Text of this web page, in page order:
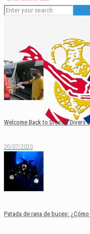
Español
English
Welcome Back to Dressel Divers
20/07/2020
Patada de rana de buceo: